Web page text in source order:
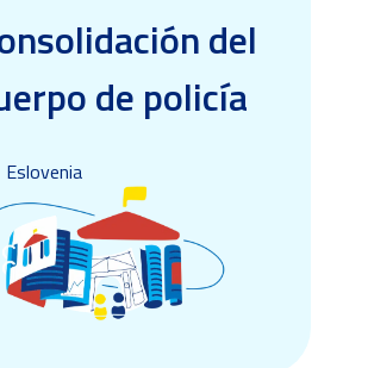
del
de policía
Eslovenia